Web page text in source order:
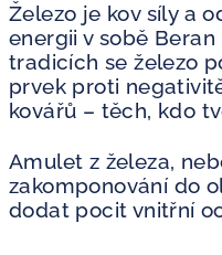
Železo je kov síly a
energii v sobě
tradicích se železo
prvek proti
kovářů – těch, kdo
Amulet z železa,
zakomponování do
dodat pocit vnitřní